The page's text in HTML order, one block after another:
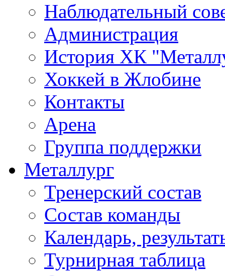
Наблюдательный
Администрация
История ХК
Хоккей в Жлобине
Контакты
Арена
Группа поддержки
Металлург
Тренерский состав
Состав команды
Календарь,
Турнирная таблица